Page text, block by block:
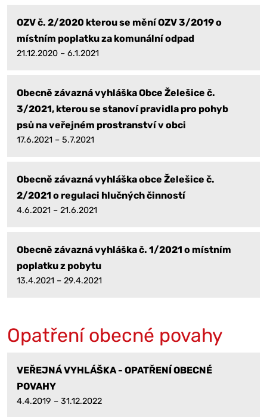
OZV č. 2/2020 kterou se mění OZV 3/2019 o
místním poplatku za komunální odpad
21.12.2020 – 6.1.2021
Obecně závazná vyhláška Obce Želešice č.
3/2021, kterou se stanoví pravidla pro pohyb
psů na veřejném prostranství v obci
17.6.2021 – 5.7.2021
Obecně závazná vyhláška obce Želešice č.
2/2021 o regulaci hlučných činností
4.6.2021 – 21.6.2021
Obecně závazná vyhláška č. 1/2021 o místním
poplatku z pobytu
13.4.2021 – 29.4.2021
Opatření obecné povahy
VEŘEJNÁ VYHLÁŠKA - OPATŘENÍ OBECNÉ
POVAHY
4.4.2019 – 31.12.2022